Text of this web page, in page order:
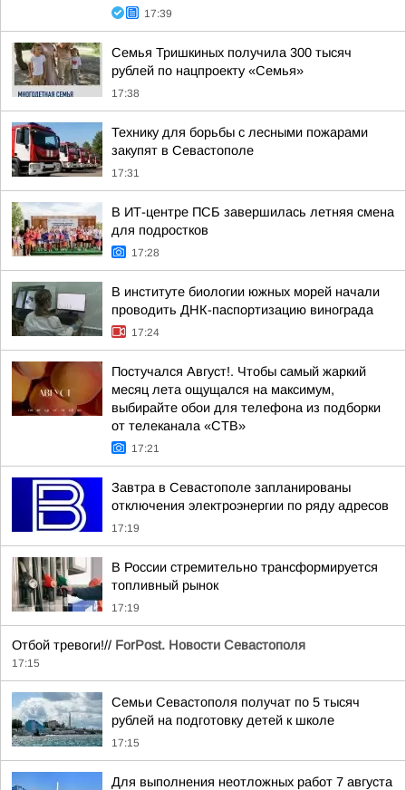
17:39
Семья Тришкиных получила 300 тысяч
рублей по нацпроекту «Семья»
17:38
Технику для борьбы с лесными пожарами
закупят в Севастополе
17:31
В ИТ-центре ПСБ завершилась летняя смена
для подростков
17:28
В институте биологии южных морей начали
проводить ДНК-паспортизацию винограда
17:24
Постучался Август!. Чтобы самый жаркий
месяц лета ощущался на максимум,
выбирайте обои для телефона из подборки
от телеканала «СТВ»
17:21
Завтра в Севастополе запланированы
отключения электроэнергии по ряду адресов
17:19
В России стремительно трансформируется
топливный рынок
17:19
Отбой тревоги!// ForPost. Новости Севастополя
17:15
Семьи Севастополя получат по 5 тысяч
рублей на подготовку детей к школе
17:15
Для выполнения неотложных работ 7 августа